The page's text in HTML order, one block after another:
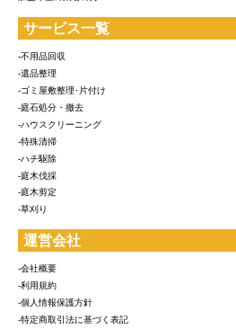
サービス一覧
-不用品回収
-遺品整理
-ゴミ屋敷整理･片付け
-庭石処分・撤去
-ハウスクリーニング
-特殊清掃
-ハチ駆除
-庭木伐採
-庭木剪定
-草刈り
運営会社
-会社概要
-利用規約
-個人情報保護方針
-特定商取引法に基づく表記